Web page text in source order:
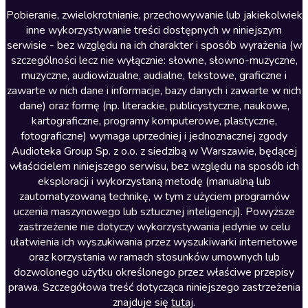
Literatura anglojęzyczna
Literatura faktu
Literatura obyczajowa
Literatura piękna obca
Literatura piękna polska
Nagrania relaksacyjne
Nauka języków
Nauki humanistyczne
Podcasty i audycje
Polityka
Prasa
Religia
Romans
Pobieranie, zwielokrotnianie, przechowywanie lub jakiekolwiek
inne wykorzystywanie treści dostępnych w niniejszym
serwisie - bez względu na ich charakter i sposób wyrażenia (w
szczególności lecz nie wyłącznie: słowne, słowno-muzyczne,
muzyczne, audiowizualne, audialne, tekstowe, graficzne i
zawarte w nich dane i informacje, bazy danych i zawarte w nich
dane) oraz formę (np. literackie, publicystyczne, naukowe,
kartograficzne, programy komputerowe, plastyczne,
fotograficzne) wymaga uprzedniej i jednoznacznej zgody
Audioteka Group Sp. z o.o. z siedzibą w Warszawie, będącej
właścicielem niniejszego serwisu, bez względu na sposób ich
eksploracji i wykorzystaną metodę (manualną lub
zautomatyzowaną technikę, w tym z użyciem programów
uczenia maszynowego lub sztucznej inteligencji). Powyższe
zastrzeżenie nie dotyczy wykorzystywania jedynie w celu
ułatwienia ich wyszukiwania przez wyszukiwarki internetowe
oraz korzystania w ramach stosunków umownych lub
dozwolonego użytku określonego przez właściwe przepisy
prawa. Szczegółowa treść dotycząca niniejszego zastrzeżenia
znajduje się tutaj.